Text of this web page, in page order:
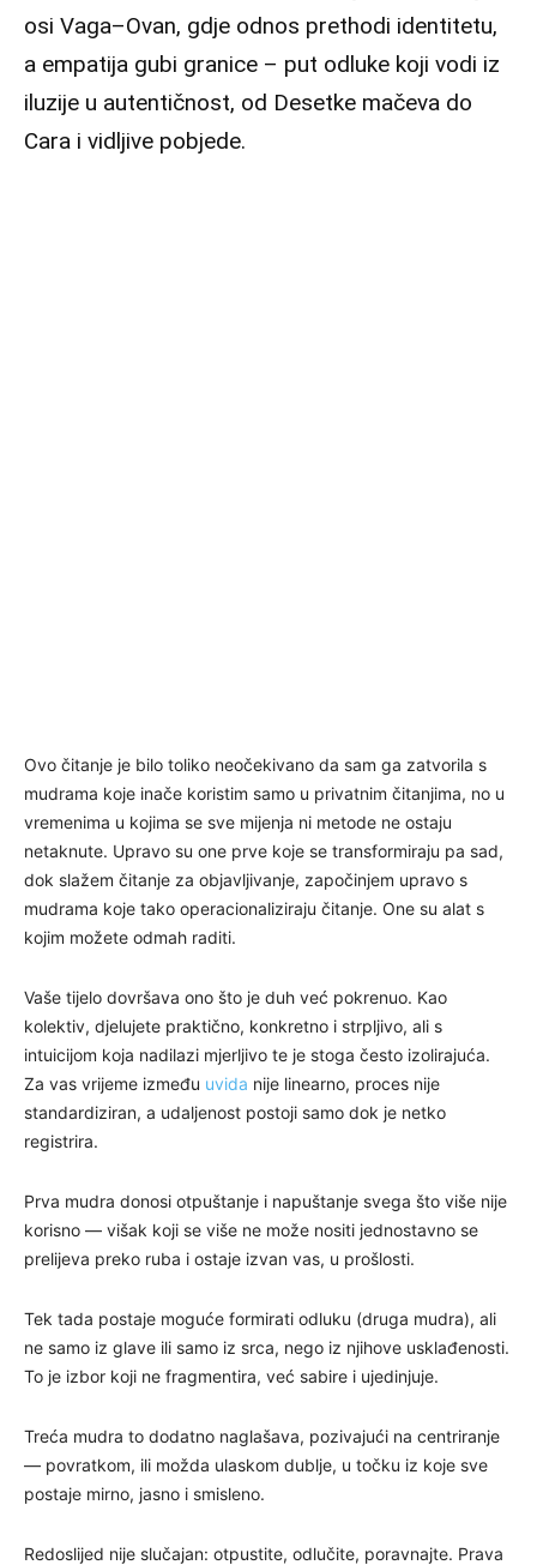
osi Vaga–Ovan, gdje odnos prethodi identitetu,
a empatija gubi granice – put odluke koji vodi iz
iluzije u autentičnost, od Desetke mačeva do
Cara i vidljive pobjede.
Ovo čitanje je bilo toliko neočekivano da sam ga zatvorila s
mudrama koje inače koristim samo u privatnim čitanjima, no u
vremenima u kojima se sve mijenja ni metode ne ostaju
netaknute. Upravo su one prve koje se transformiraju pa sad,
dok slažem čitanje za objavljivanje, započinjem upravo s
mudrama koje tako operacionaliziraju čitanje. One su alat s
kojim možete odmah raditi.
Vaše tijelo dovršava ono što je duh već pokrenuo. Kao
kolektiv, djelujete praktično, konkretno i strpljivo, ali s
intuicijom koja nadilazi mjerljivo te je stoga često izolirajuća.
Za vas vrijeme između uvida nije linearno, proces nije
standardiziran, a udaljenost postoji samo dok je netko
registrira.
Prva mudra donosi otpuštanje i napuštanje svega što više nije
korisno — višak koji se više ne može nositi jednostavno se
prelijeva preko ruba i ostaje izvan vas, u prošlosti.
Tek tada postaje moguće formirati odluku (druga mudra), ali
ne samo iz glave ili samo iz srca, nego iz njihove usklađenosti.
To je izbor koji ne fragmentira, već sabire i ujedinjuje.
Treća mudra to dodatno naglašava, pozivajući na centriranje
— povratkom, ili možda ulaskom dublje, u točku iz koje sve
postaje mirno, jasno i smisleno.
Redoslijed nije slučajan: otpustite, odlučite, poravnajte. Prava